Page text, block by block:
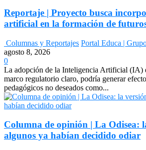
Reportaje | Proyecto busca
artificial en la formación de
Columnas y Reportajes Portal Educa |
agosto 8, 2026
0
La adopción de la Inteligencia Artificial (IA)
marco regulatorio claro, podría generar
pedagógicos no deseados como...
Columna de opinión | La Odisea:
algunos ya habían decidido odiar